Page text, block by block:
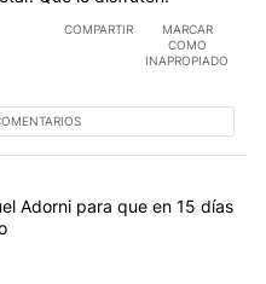
COMPARTIR
MARCAR
COMO
INAPROPIADO
más comentarios en los
"El fiscal intimó a Manuel
Adorni para que en 15 días